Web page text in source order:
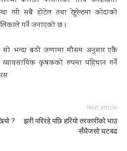
गरी सबै होटेल तथा रेष्टुरेन्टमा कोदाको
गर्ने जनाएको छ ।
सो भन्दा बढी जग्गामा मौसम अनुसार एकै
कृषकको रुपमा पहिचान गर्ने
?
Next article
झरी परिरहे पछि हरियो तरकारीको भाउ
सँधैजसाे घटबढ